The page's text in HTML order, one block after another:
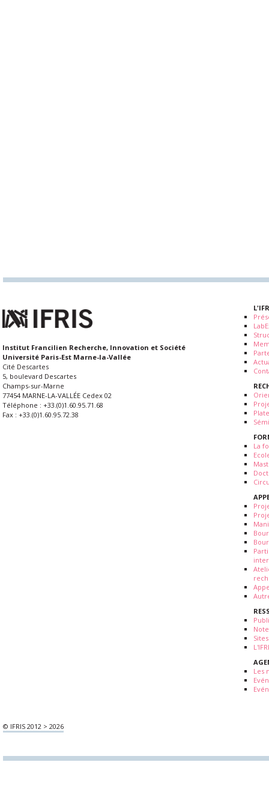
Institut Francilien Recherche, Innovation et Société
Université Paris-Est Marne-la-Vallée
Cité Descartes
5, boulevard Descartes
Champs-sur-Marne
77454 MARNE-LA-VALLÉE Cedex 02
Téléphone : +33.(0)1.60.95.71.68
Fax : +33.(0)1.60.95.72.38
La
Les
© IFRIS 2012 > 2026